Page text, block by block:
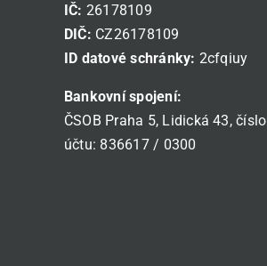
IČ: 26178109
DIČ: CZ26178109
ID datové schránky: 2cfqiuy
Bankovní spojení:
ČSOB Praha 5, Lidická 43, číslo
účtu: 836617 / 0300